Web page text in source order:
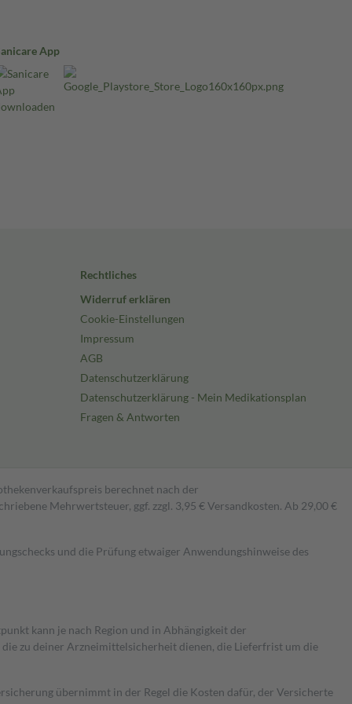
App
Rechtliches
Widerruf erklären
Cookie-Einstellungen
Impressum
AGB
Datenschutzerklärung
Datenschutzerklärung - Mein Medikationsplan
Fragen & Antworten
berechnet nach der
Mehrwertsteuer, ggf. zzgl. 3,95 € Versandkosten. Ab 29,00 €
und die Prüfung etwaiger Anwendungshinweise des
kann je nach Region und in Abhängigkeit der
zu deiner Arzneimittelsicherheit dienen, die Lieferfrist um die
übernimmt in der Regel die Kosten dafür, der Versicherte